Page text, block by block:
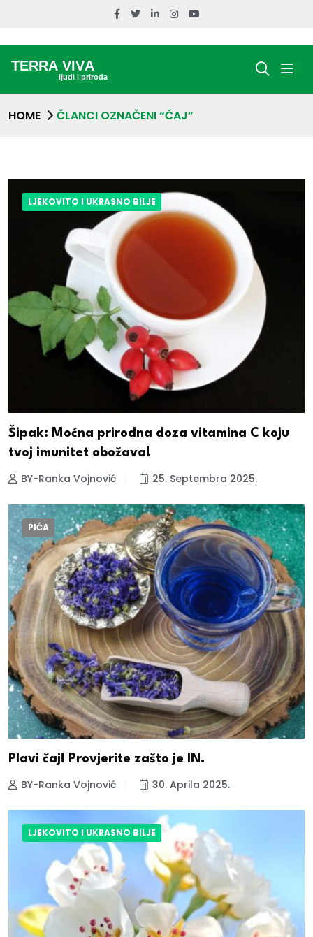
HOME ČLANCI OZNAČENI “ČAJ”
LJEKOVITO I UKRASNO BILJE
Šipak: Moćna prirodna doza vitamina C koju
tvoj imunitet obožava!
BY-Ranka Vojnović 25. Septembra 2025.
PIĆA
Plavi čaj! Provjerite zašto je IN.
BY-Ranka Vojnović 30. Aprila 2025.
LJEKOVITO I UKRASNO BILJE